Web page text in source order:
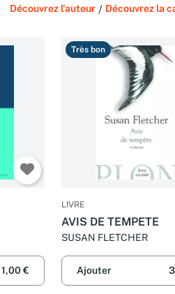
Découvrez l'auteur / Découvrez la
1,00 €
Très bon
LIVRE
AVIS DE TEMPETE
SUSAN FLETCHER
Ajouter